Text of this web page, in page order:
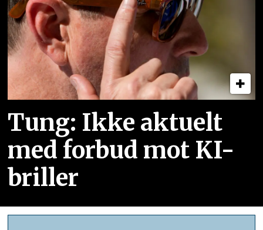
Tung: Ikke aktuelt
med forbud mot KI-
briller